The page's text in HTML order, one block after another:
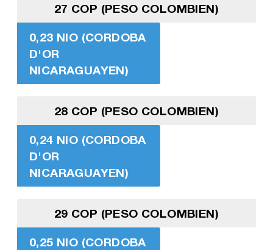
27 COP (PESO COLOMBIEN)
0,23 NIO (CORDOBA
D'OR
NICARAGUAYEN)
28 COP (PESO COLOMBIEN)
0,24 NIO (CORDOBA
D'OR
NICARAGUAYEN)
29 COP (PESO COLOMBIEN)
0,25 NIO (CORDOBA